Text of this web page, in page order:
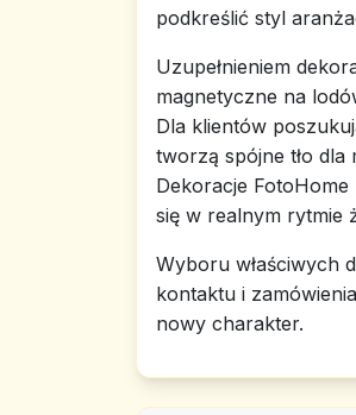
podkreślić styl
Uzupełnieniem
magnetyczne na
Dla klientów
tworzą spójne tło
Dekoracje
się w realnym rytmie
Wyboru właściwych
kontaktu i
nowy charakter.